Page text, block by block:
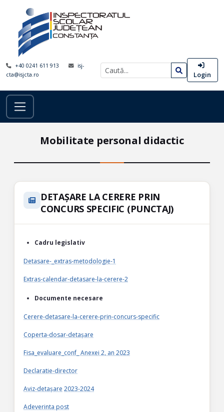
+40 0241 611 913
isj-
cta@isjcta.ro
Login
Mobilitate personal didactic
DETAȘARE LA CERERE PRIN
CONCURS SPECIFIC (PUNCTAJ)
Cadru legislativ
Detasare-_extras-metodologie-1
Extras-calendar-detasare-la-cerere-2
Documente necesare
Cerere-detasare-la-cerere-prin-concurs-specific
Coperta-dosar-detașare
Fisa_evaluare_conf_ Anexei 2, an 2023
Declaratie-director
Aviz-detașare 2023-2024
Adeverinta post